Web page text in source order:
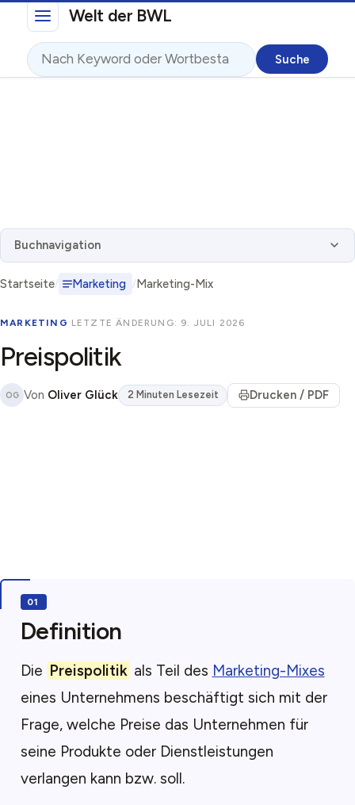
Direkt zum InhaltWelt der BWL
Suche
Buchnavigation
Startseite Marketing Marketing-Mix
MARKETING · LETZTE ÄNDERUNG: 9. JULI 2026
Preispolitik
OG Von Oliver Glück 2 Minuten Lesezeit Drucken / PDF
Definition
Die Preispolitik als Teil des Marketing-Mixes
eines Unternehmens beschäftigt sich mit der
Frage, welche Preise das Unternehmen für
seine Produkte oder Dienstleistungen
verlangen kann bzw. soll.